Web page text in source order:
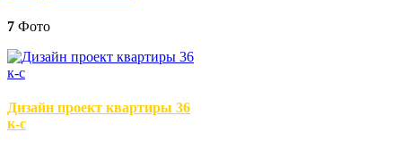
7 Фото
Дизайн проект квартиры 36
к-с